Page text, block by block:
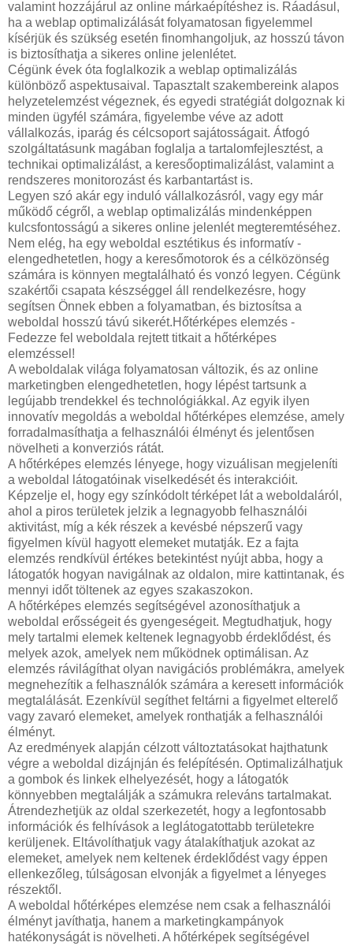
valamint hozzájárul az online márkaépítéshez is. Ráadásul,
ha a weblap optimalizálását folyamatosan figyelemmel
kísérjük és szükség esetén finomhangoljuk, az hosszú távon
is biztosíthatja a sikeres online jelenlétet.
Cégünk évek óta foglalkozik a weblap optimalizálás
különböző aspektusaival. Tapasztalt szakembereink alapos
helyzetelemzést végeznek, és egyedi stratégiát dolgoznak ki
minden ügyfél számára, figyelembe véve az adott
vállalkozás, iparág és célcsoport sajátosságait. Átfogó
szolgáltatásunk magában foglalja a tartalomfejlesztést, a
technikai optimalizálást, a keresőoptimalizálást, valamint a
rendszeres monitorozást és karbantartást is.
Legyen szó akár egy induló vállalkozásról, vagy egy már
működő cégről, a weblap optimalizálás mindenképpen
kulcsfontosságú a sikeres online jelenlét megteremtéséhez.
Nem elég, ha egy weboldal esztétikus és informatív -
elengedhetetlen, hogy a keresőmotorok és a célközönség
számára is könnyen megtalálható és vonzó legyen. Cégünk
szakértői csapata készséggel áll rendelkezésre, hogy
segítsen Önnek ebben a folyamatban, és biztosítsa a
weboldal hosszú távú sikerét.Hőtérképes elemzés -
Fedezze fel weboldala rejtett titkait a hőtérképes
elemzéssel!
A weboldalak világa folyamatosan változik, és az online
marketingben elengedhetetlen, hogy lépést tartsunk a
legújabb trendekkel és technológiákkal. Az egyik ilyen
innovatív megoldás a weboldal hőtérképes elemzése, amely
forradalmasíthatja a felhasználói élményt és jelentősen
növelheti a konverziós rátát.
A hőtérképes elemzés lényege, hogy vizuálisan megjeleníti
a weboldal látogatóinak viselkedését és interakcióit.
Képzelje el, hogy egy színkódolt térképet lát a weboldaláról,
ahol a piros területek jelzik a legnagyobb felhasználói
aktivitást, míg a kék részek a kevésbé népszerű vagy
figyelmen kívül hagyott elemeket mutatják. Ez a fajta
elemzés rendkívül értékes betekintést nyújt abba, hogy a
látogatók hogyan navigálnak az oldalon, mire kattintanak, és
mennyi időt töltenek az egyes szakaszokon.
A hőtérképes elemzés segítségével azonosíthatjuk a
weboldal erősségeit és gyengeségeit. Megtudhatjuk, hogy
mely tartalmi elemek keltenek legnagyobb érdeklődést, és
melyek azok, amelyek nem működnek optimálisan. Az
elemzés rávilágíthat olyan navigációs problémákra, amelyek
megnehezítik a felhasználók számára a keresett információk
megtalálását. Ezenkívül segíthet feltárni a figyelmet elterelő
vagy zavaró elemeket, amelyek ronthatják a felhasználói
élményt.
Az eredmények alapján célzott változtatásokat hajthatunk
végre a weboldal dizájnján és felépítésén. Optimalizálhatjuk
a gombok és linkek elhelyezését, hogy a látogatók
könnyebben megtalálják a számukra releváns tartalmakat.
Átrendezhetjük az oldal szerkezetét, hogy a legfontosabb
információk és felhívások a leglátogatottabb területekre
kerüljenek. Eltávolíthatjuk vagy átalakíthatjuk azokat az
elemeket, amelyek nem keltenek érdeklődést vagy éppen
ellenkezőleg, túlságosan elvonják a figyelmet a lényeges
részektől.
A weboldal hőtérképes elemzése nem csak a felhasználói
élményt javíthatja, hanem a marketingkampányok
hatékonyságát is növelheti. A hőtérképek segítségével